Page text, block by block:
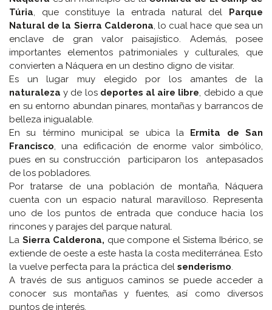
Túria, que constituye la entrada natural del Parque
Natural de la Sierra Calderona, lo cual hace que sea un
enclave de gran valor paisajístico. Además, posee
importantes elementos patrimoniales y culturales, que
convierten a Náquera en un destino digno de visitar.
Es un lugar muy elegido por los amantes de la
naturaleza y de los deportes al aire libre, debido a que
en su entorno abundan pinares, montañas y barrancos de
belleza inigualable.
En su término municipal se ubica la Ermita de San
Francisco, una edificación de enorme valor simbólico,
pues en su construcción participaron los antepasados
de los pobladores.
Por tratarse de una población de montaña, Náquera
cuenta con un espacio natural maravilloso. Representa
uno de los puntos de entrada que conduce hacia los
rincones y parajes del parque natural.
La Sierra Calderona, que compone el Sistema Ibérico, se
extiende de oeste a este hasta la costa mediterránea. Esto
la vuelve perfecta para la práctica del senderismo.
A través de sus antiguos caminos se puede acceder a
conocer sus montañas y fuentes, así como diversos
puntos de interés.